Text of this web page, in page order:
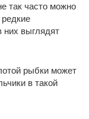
так часто можно
них выглядят
рыбки может
в такой